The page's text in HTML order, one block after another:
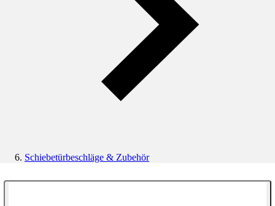
Schiebetürbeschläge & Zubehör